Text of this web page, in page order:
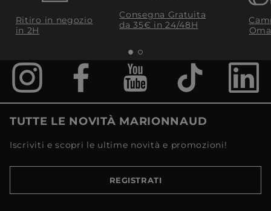
Ritiro in negozio
in 2H
Consegna Gratuita
da 35€​ in 24/48H
TUTTE LE NOVITÀ MARIONNAUD
Iscriviti e scopri le ultime novità e promozioni!
REGISTRATI